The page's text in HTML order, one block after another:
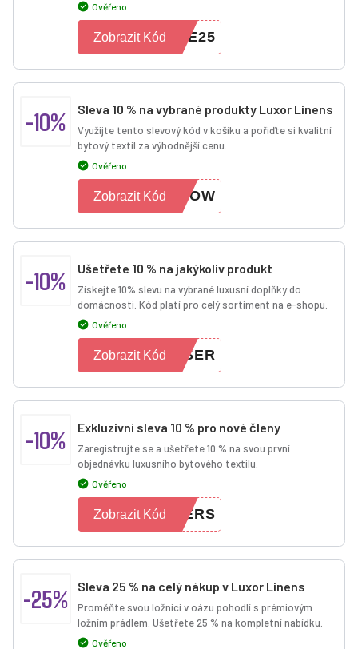
Ověřeno
ME25
Zobrazit Kód
-10% Sleva 10 % na vybrané produkty Luxor Linens
Využijte tento slevový kód v košíku a pořiďte si kvalitní
bytový textil za výhodnější cenu.
Ověřeno
FNOW
Zobrazit Kód
-10% Ušetřete 10 % na jakýkoliv produkt
Získejte 10% slevu na vybrané luxusní doplňky do
domácnosti. Kód platí pro celý sortiment na e-shopu.
Ověřeno
USER
Zobrazit Kód
-10% Exkluzivní sleva 10 % pro nové členy
Zaregistrujte se a ušetřete 10 % na svou první
objednávku luxusního bytového textilu.
Ověřeno
BERS
Zobrazit Kód
-25% Sleva 25 % na celý nákup v Luxor Linens
Proměňte svou ložnici v oázu pohodlí s prémiovým
ložním prádlem. Ušetřete 25 % na kompletní nabídku.
Ověřeno